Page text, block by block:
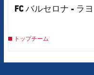
FC バルセロナ - ラ
トップチーム